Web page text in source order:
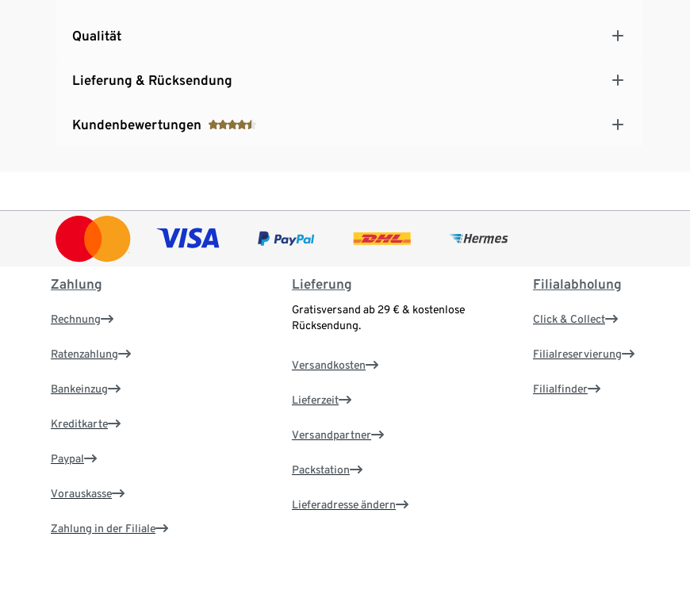
Qualität
Lieferung & Rücksendung
Kundenbewertungen
Zahlung
Rechnung
Ratenzahlung
Bankeinzug
Kreditkarte
Paypal
Vorauskasse
Zahlung in der Filiale
Lieferung
Gratisversand ab 29 € & kostenlose
Rücksendung.
Versandkosten
Lieferzeit
Versandpartner
Packstation
Lieferadresse ändern
Filialabholung
Click & Collect
Filialreservierung
Filialfinder